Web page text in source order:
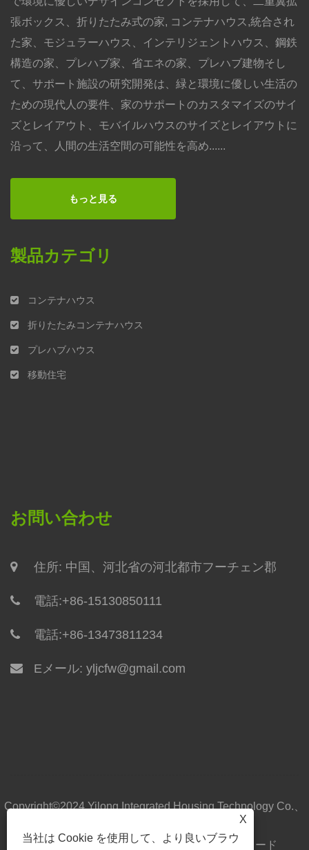
張ボックス、折りたたみ式の家, コンテナハウス,統合され
た家、モジュラーハウス、インテリジェントハウス、鋼鉄
構造の家、プレハブ家、省エネの家、プレハブ建物そし
て、サポート施設の研究開発は、緑と環境に優しい生活の
ための現代人の要件、家のサポートのカスタマイズのサイ
ズとレイアウト、モバイルハウスのサイズとレイアウトに
沿って、人間の生活空間の可能性を高め......
もっと見る
製品カテゴリ
コンテナハウス
折りたたみコンテナハウス
プレハブハウス
移動住宅
お問い合わせ
住所: 中国、河北省の河北都市フーチェン郡
電話:+86-15130850111
電話:+86-13473811234
Eメール: yljcfw@gmail.com
Copyright©2024 Yilong Integrated Housing Technology Co.、
家 私たちについて 製品 ニュース ダウンロード
X
当社は Cookie を使用して、より良いブラウ